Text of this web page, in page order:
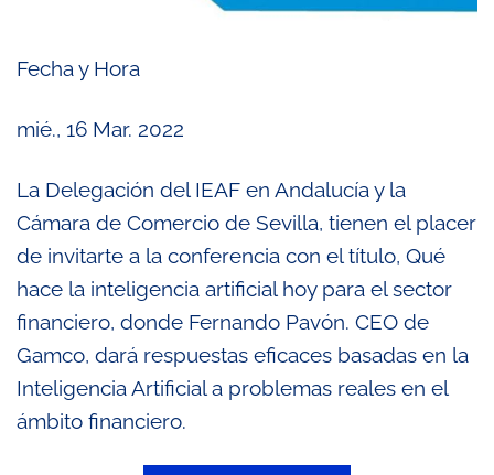
Fecha y Hora
mié., 16 Mar. 2022
La Delegación del IEAF en Andalucía y la
Cámara de Comercio de Sevilla, tienen el placer
de invitarte a la conferencia con el título, Qué
hace la inteligencia artificial hoy para el sector
financiero, donde Fernando Pavón. CEO de
Gamco, dará respuestas eficaces basadas en la
Inteligencia Artificial a problemas reales en el
ámbito financiero.